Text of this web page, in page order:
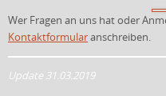
Wer Fragen an uns hat oder
Kontaktformularanschreiben.
Update 31.03.2019